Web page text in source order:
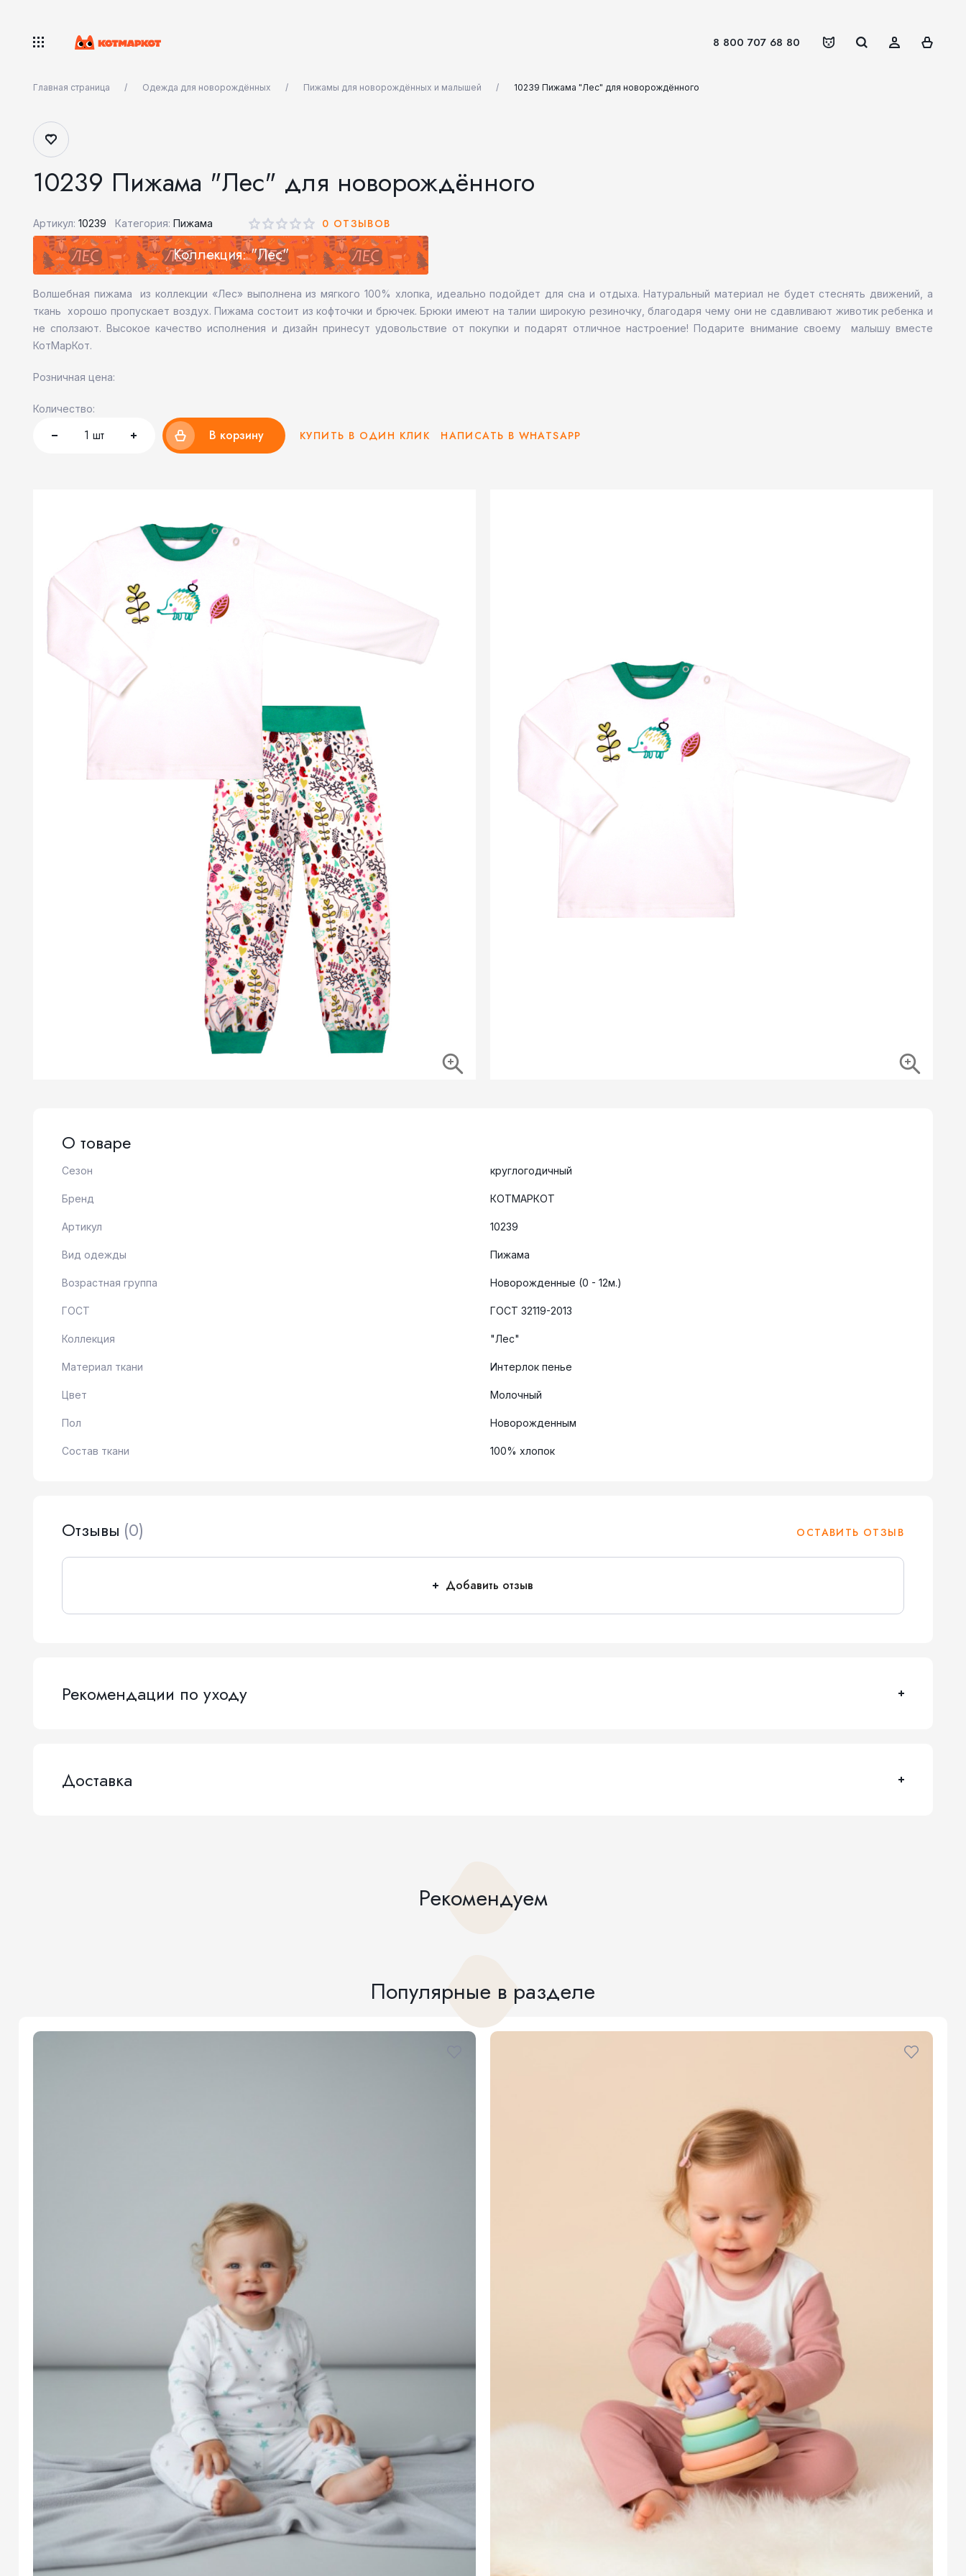
8 800 707 68 80
Главная страница Одежда для новорождённых Пижамы для новорождённых и малышей 10239 Пижама "Лес" для новорождённого
10239 Пижама "Лес" для новорождённого
Артикул: 10239 Категория: Пижама 0 ОТЗЫВОВ
Коллекция: "Лес"
Волшебная пижама из коллекции «Лес» выполнена из мягкого 100% хлопка, идеально подойдет для сна и отдыха. Натуральный материал не будет стеснять движений, а
ткань хорошо пропускает воздух. Пижама состоит из кофточки и брючек. Брюки имеют на талии широкую резиночку, благодаря чему они не сдавливают животик ребенка и
не сползают. Высокое качество исполнения и дизайн принесут удовольствие от покупки и подарят отличное настроение! Подарите внимание своему малышу вместе
КотМарКот.
Розничная цена:
Количество:
1 шт В корзину КУПИТЬ В ОДИН КЛИК НАПИСАТЬ В WHATSAPP
О товаре
Сезон круглогодичный
Бренд КОТМАРКОТ
Артикул 10239
Вид одежды Пижама
Возрастная группа Новорожденные (0 - 12м.)
ГОСТ ГОСТ 32119-2013
Коллекция "Лес"
Материал ткани Интерлок пенье
Цвет Молочный
Пол Новорожденным
Состав ткани 100% хлопок
Отзывы (0) ОСТАВИТЬ ОТЗЫВ
Добавить отзыв
Рекомендации по уходу
Доставка
Рекомендуем
Популярные в разделе